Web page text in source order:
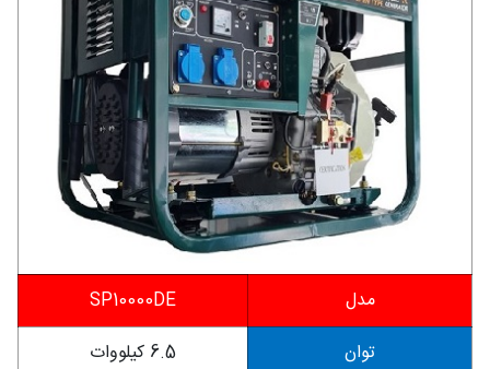
مدل
SP10000DE
توان
6.5 کیلووات